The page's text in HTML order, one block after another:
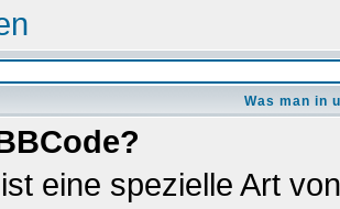
Was man in
eine spezielle Art